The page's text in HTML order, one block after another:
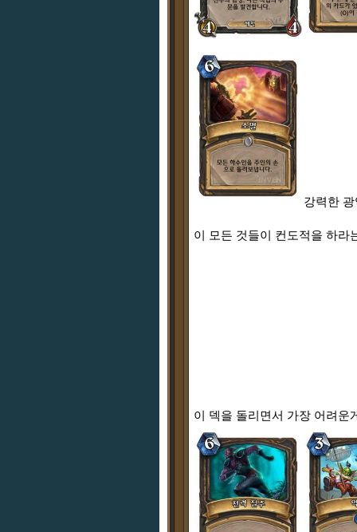
강력한
이 모든 것들이 컨도적을 하라
이 덱을 돌리면서 가장 어려운